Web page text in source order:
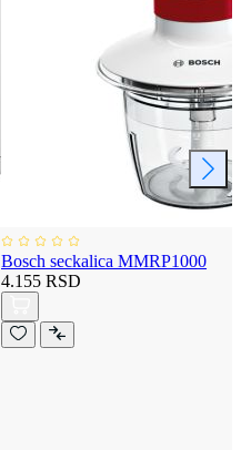
Bosch seckalica MMRP1000
4.155 RSD